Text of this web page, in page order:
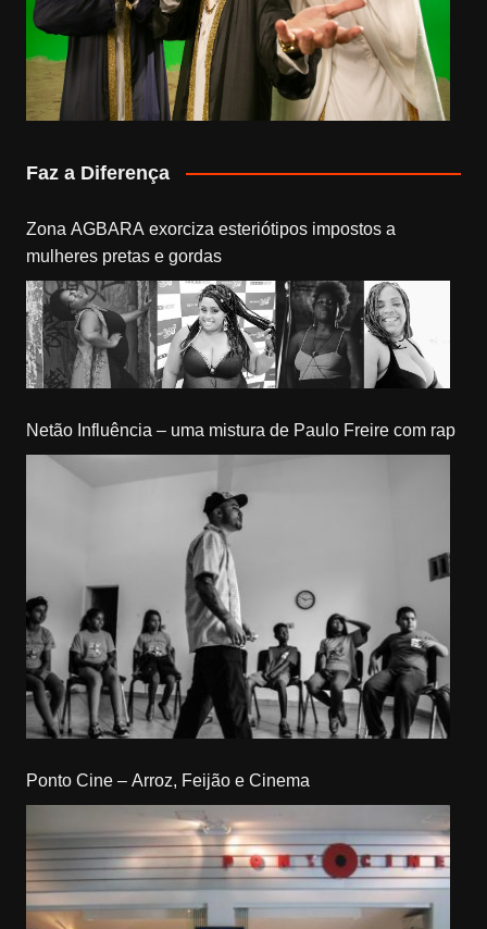
Faz a Diferença
Zona AGBARA exorciza esteriótipos impostos a
mulheres pretas e gordas
Netão Influência – uma mistura de Paulo Freire com rap
Ponto Cine – Arroz, Feijão e Cinema